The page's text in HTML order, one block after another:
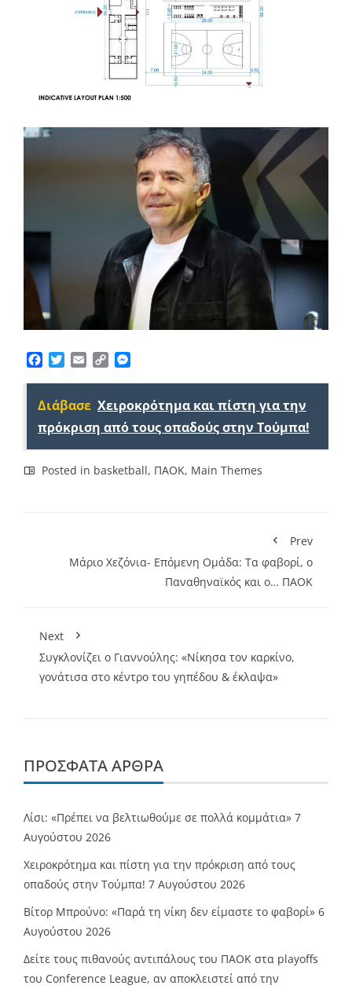
Facebook
TwitterEmailCopy
Διάβασε Χειροκρότημα και πίστη για την
πρόκριση από τους οπαδούς στην Τούμπα!
Posted in basketball, ΠΑΟΚ, Main Themes
Prev
Μάριο Χεζόνια- Επόμενη Ομάδα: Τα φαβορί, ο
Παναθηναϊκός και ο… ΠΑΟΚ
Next
Συγκλονίζει ο Γιαννούλης: «Νίκησα τον καρκίνο,
γονάτισα στο κέντρο του γηπέδου & έκλαψα»
ΠΡΌΣΦΑΤΑ ΆΡΘΡΑ
Λίσι: «Πρέπει να βελτιωθούμε σε πολλά κομμάτια» 7
Αυγούστου 2026
Χειροκρότημα και πίστη για την πρόκριση από τους
οπαδούς στην Τούμπα! 7 Αυγούστου 2026
Βίτορ Μπρούνο: «Παρά τη νίκη δεν είμαστε το φαβορί» 6
Αυγούστου 2026
Δείτε τους πιθανούς αντιπάλους του ΠΑΟΚ στα playoffs
του Conference League, αν αποκλειστεί από την